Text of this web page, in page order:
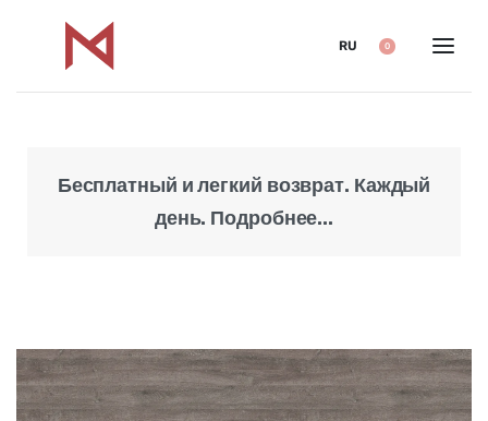
RU 0
Бесплатный и легкий возврат. Каждый
день. Подробнее...